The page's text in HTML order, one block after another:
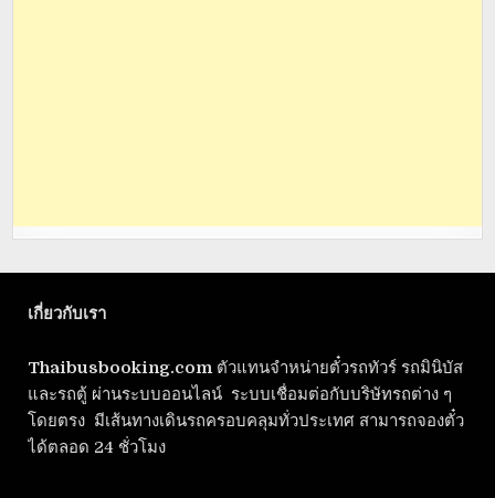
เกี่ยวกับเรา
Thaibusbooking.com ตัวแทนจำหน่ายตั๋วรถทัวร์ รถมินิบัส
และรถตู้ ผ่านระบบออนไลน์ ระบบเชื่อมต่อกับบริษัทรถต่าง ๆ
โดยตรง มีเส้นทางเดินรถครอบคลุมทั่วประเทศ สามารถจองตั๋ว
ได้ตลอด 24 ชั่วโมง